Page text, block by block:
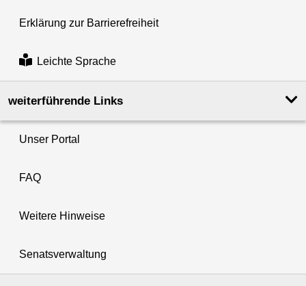
Erklärung zur Barrierefreiheit
Leichte Sprache
weiterführende Links
Unser Portal
FAQ
Weitere Hinweise
Senatsverwaltung